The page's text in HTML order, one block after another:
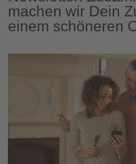
machen wir Dein
einem schöneren